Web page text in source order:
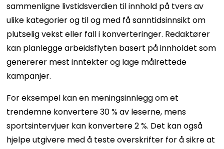
sammenligne livstidsverdien til innhold på tvers av
ulike kategorier og til og med få sanntidsinnsikt om
plutselig vekst eller fall i konverteringer. Redaktører
kan planlegge arbeidsflyten basert på innholdet som
genererer mest inntekter og lage målrettede
kampanjer.
For eksempel kan en meningsinnlegg om et
trendemne konvertere 30 % av leserne, mens
sportsintervjuer kan konvertere 2 %. Det kan også
hjelpe utgivere med å teste overskrifter for å sikre at